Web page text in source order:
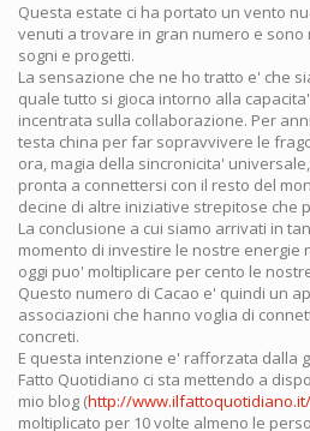
Questa estate ci ha portato un vento
venuti a trovare in gran numero e
sogni e progetti.
La sensazione che ne ho tratto e' che
quale tutto si gioca intorno alla
incentrata sulla collaborazione. Per
testa china per far sopravvivere le
ora, magia della sincronicita'
pronta a connettersi con il resto del
decine di altre iniziative strepitose che
La conclusione a cui siamo arrivati in
momento di investire le nostre energie
oggi puo' moltiplicare per cento le
Questo numero di Cacao e' quindi un
associazioni che hanno voglia di
concreti.
E questa intenzione e' rafforzata dalla
Fatto Quotidiano ci sta mettendo a
mio blog (http://
moltiplicato per 10 volte almeno le